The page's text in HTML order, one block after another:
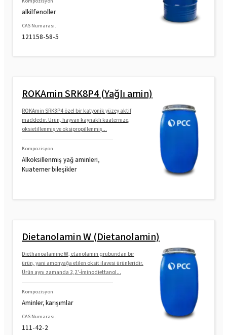
alkilfenoller
CAS Numarası.
121158-58-5
ROKAmin SRK8P4 (Yağlı amin)
ROKAmin SRK8P4 özel bir katyonik yüzey aktif
maddedir. Ürün, hayvan kaynaklı kuaternize,
oksietillenmiş ve oksipropillenmiş...
Kompozisyon
Alkoksillenmiş yağ aminleri,
Kuaterner bileşikler
Dietanolamin W (Dietanolamin)
Diethanoalamine W, etanolamin grubundan bir
ürün, yani amonyağa etilen oksit ilavesi ürünleridir.
Ürün aynı zamanda 2,2'-İminodiettanol...
Kompozisyon
Aminler, karışımlar
CAS Numarası.
111-42-2